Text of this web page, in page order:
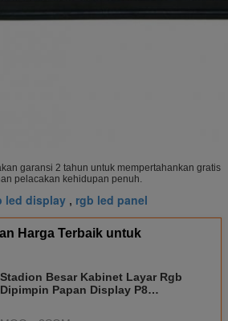
garansi 2 tahun untuk mempertahankan gratis
pelacakan kehidupan penuh.
led display , rgb led panel
Harga Terbaik untuk
Stadion Besar Kabinet Layar Rgb
Dipimpin Papan Display P8